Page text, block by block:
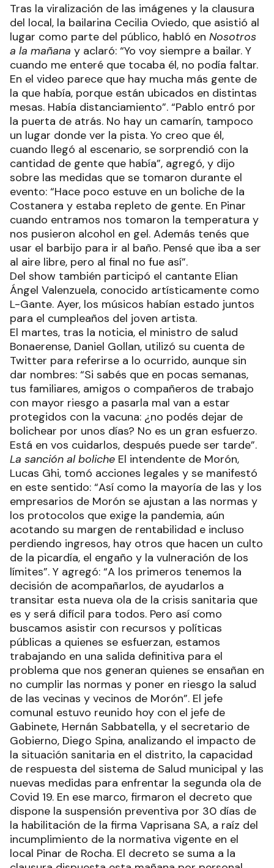
Tras la viralización de las imágenes y la clausura
del local, la bailarina Cecilia Oviedo, que asistió al
lugar como parte del público, habló en Nosotros
a la mañana y aclaró: “Yo voy siempre a bailar. Y
cuando me enteré que tocaba él, no podía faltar.
En el video parece que hay mucha más gente de
la que había, porque están ubicados en distintas
mesas. Había distanciamiento”. “Pablo entró por
la puerta de atrás. No hay un camarín, tampoco
un lugar donde ver la pista. Yo creo que él,
cuando llegó al escenario, se sorprendió con la
cantidad de gente que había”, agregó, y dijo
sobre las medidas que se tomaron durante el
evento: “Hace poco estuve en un boliche de la
Costanera y estaba repleto de gente. En Pinar
cuando entramos nos tomaron la temperatura y
nos pusieron alcohol en gel. Además tenés que
usar el barbijo para ir al baño. Pensé que iba a ser
al aire libre, pero al final no fue así”.
Del show también participó el cantante Elian
Ángel Valenzuela, conocido artísticamente como
L-Gante. Ayer, los músicos habían estado juntos
para el cumpleaños del joven artista.
El martes, tras la noticia, el ministro de salud
Bonaerense, Daniel Gollan, utilizó su cuenta de
Twitter para referirse a lo ocurrido, aunque sin
dar nombres: “Si sabés que en pocas semanas,
tus familiares, amigos o compañeros de trabajo
con mayor riesgo a pasarla mal van a estar
protegidos con la vacuna: ¿no podés dejar de
bolichear por unos días? No es un gran esfuerzo.
Está en vos cuidarlos, después puede ser tarde”.
La sanción al boliche El intendente de Morón,
Lucas Ghi, tomó acciones legales y se manifestó
en este sentido: “Así como la mayoría de las y los
empresarios de Morón se ajustan a las normas y
los protocolos que exige la pandemia, aún
acotando su margen de rentabilidad e incluso
perdiendo ingresos, hay otros que hacen un culto
de la picardía, el engaño y la vulneración de los
límites”. Y agregó: “A los primeros tenemos la
decisión de acompañarlos, de ayudarlos a
transitar esta nueva ola de la crisis sanitaria que
es y será difícil para todos. Pero así como
buscamos asistir con recursos y políticas
públicas a quienes se esfuerzan, estamos
trabajando en una salida definitiva para el
problema que nos generan quienes se ensañan en
no cumplir las normas y poner en riesgo la salud
de las vecinas y vecinos de Morón”. El jefe
comunal estuvo reunido hoy con el jefe de
Gabinete, Hernán Sabbatella, y el secretario de
Gobierno, Diego Spina, analizando el impacto de
la situación sanitaria en el distrito, la capacidad
de respuesta del sistema de Salud municipal y las
nuevas medidas para enfrentar la segunda ola de
Covid 19. En ese marco, firmaron el decreto que
dispone la suspensión preventiva por 30 días de
la habilitación de la firma Vaprisana SA, a raíz del
incumplimiento de la normativa vigente en el
local Pinar de Rocha. El decreto se suma a la